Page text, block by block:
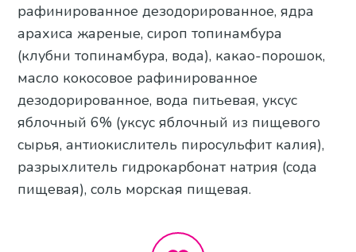
рафинированное дезодорированное, ядра
арахиса жареные, сироп топинамбура
(клубни топинамбура, вода), какао-порошок,
масло кокосовое рафинированное
дезодорированное, вода питьевая, уксус
яблочный 6% (уксус яблочный из пищевого
сырья, антиокислитель пиросульфит калия),
разрыхлитель гидрокарбонат натрия (сода
пищевая), соль морская пищевая.​